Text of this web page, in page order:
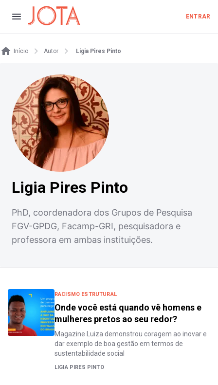
ENTRAR
Início Autor Ligia Pires Pinto
Ligia Pires Pinto
PhD, coordenadora dos Grupos de Pesquisa
FGV-GPDG, Facamp-GRI, pesquisadora e
professora em ambas instituições.
RACISMO ESTRUTURAL
Onde você está quando vê homens e
mulheres pretos ao seu redor?
Magazine Luiza demonstrou coragem ao inovar e
dar exemplo de boa gestão em termos de
sustentabilidade social
LIGIA PIRES PINTO